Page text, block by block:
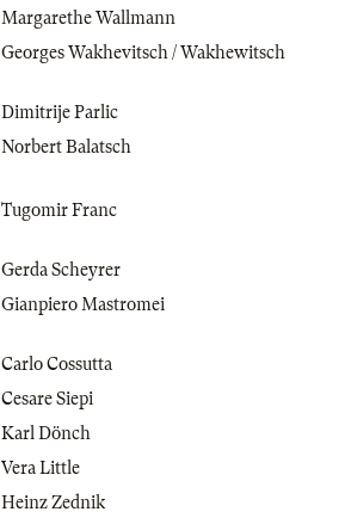
Margarethe Wallmann
Georges Wakhevitsch / Wakhewitsch
Dimitrije Parlic
Norbert Balatsch
Tugomir Franc
Gerda Scheyrer
Gianpiero Mastromei
Carlo Cossutta
Cesare Siepi
Karl Dönch
Vera Little
Heinz Zednik